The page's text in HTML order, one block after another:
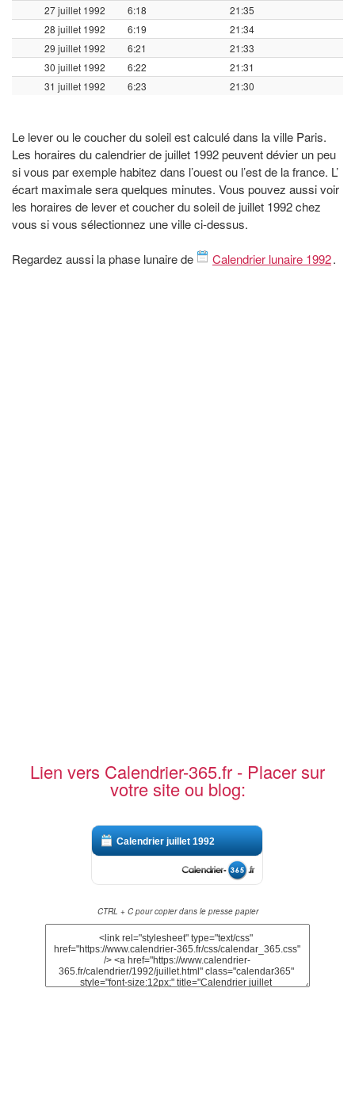
27 juillet 1992
6:18
21:35
28 juillet 1992
6:19
21:34
29 juillet 1992
6:21
21:33
30 juillet 1992
6:22
21:31
31 juillet 1992
6:23 21:30
Le lever ou le coucher du soleil est calculé dans la ville Paris.
Les horaires du calendrier de juillet 1992 peuvent dévier un peu
si vous par exemple habitez dans l’ouest ou l’est de la france. L’
écart maximale sera quelques minutes. Vous pouvez aussi voir
les horaires de lever et coucher du soleil de juillet 1992 chez
vous si vous sélectionnez une ville ci-dessus.
Regardez aussi la phase lunaire de Calendrier lunaire 1992.
Lien vers Calendrier-365.fr - Placer sur
votre site ou blog:
Calendrier juillet 1992
CTRL + C pour copier dans le presse papier